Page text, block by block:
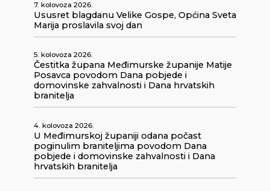
7. kolovoza 2026.
Ususret blagdanu Velike Gospe, Općina Sveta
Marija proslavila svoj dan
5. kolovoza 2026.
Čestitka župana Međimurske županije Matije
Posavca povodom Dana pobjede i
domovinske zahvalnosti i Dana hrvatskih
branitelja
4. kolovoza 2026.
U Međimurskoj županiji odana počast
poginulim braniteljima povodom Dana
pobjede i domovinske zahvalnosti i Dana
hrvatskih branitelja